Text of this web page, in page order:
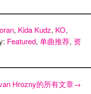
, Kida Kudz, KO,
Featured, 单曲推荐, 资
Hrozny的所有文章→